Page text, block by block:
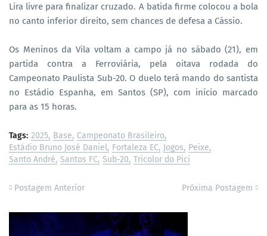
Lira livre para finalizar cruzado. A batida firme colocou a bola
no canto inferior direito, sem chances de defesa a Cássio.
Os Meninos da Vila voltam a campo já no sábado (21), em
partida contra a Ferroviária, pela oitava rodada do
Campeonato Paulista Sub-20. O duelo terá mando do santista
no Estádio Espanha, em Santos (SP), com início marcado
para as 15 horas.
Tags: 2025 Base Campeonato Brasileiro
Estádio Bruno José Daniel Fortaleza EC Jogos Peixe
Santo André Santos FC Sub-20 Tricolor do Pici
Postagem Anterior Próxima Postagem